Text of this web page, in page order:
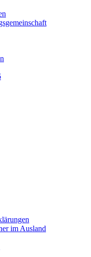
im Ausland